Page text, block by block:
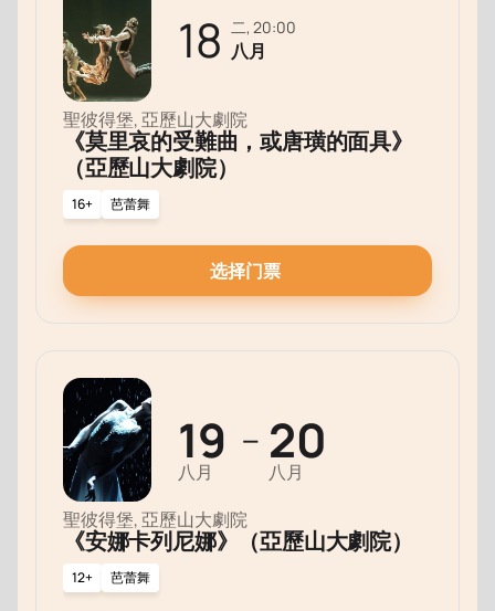
18 二, 20:00
八月
聖彼得堡, 亞歷山大劇院
《莫里哀的受難曲，或唐璜的面具》
（亞歷山大劇院）
16+ 芭蕾舞
选择门票
19
八月
— 20
八月
聖彼得堡, 亞歷山大劇院
《安娜卡列尼娜》（亞歷山大劇院）
12+ 芭蕾舞